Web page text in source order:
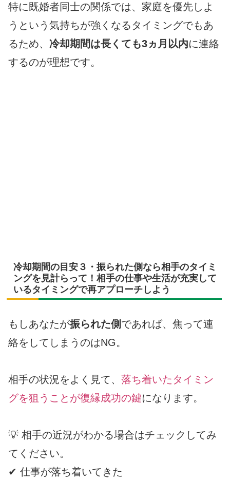
特に既婚者同士の関係では、家庭を優先しよ
うという気持ちが強くなるタイミングでもあ
るため、 冷却期間は長くても3ヵ月以内に連絡
するのが理想です。
冷却期間の目安３・振られた側なら相手のタイミ
ングを見計らって！相手の仕事や生活が充実して
いるタイミングで再アプローチしよう
もしあなたが振られた側であれば、焦って連
絡をしてしまうのはNG。
相手の状況をよく見て、 落ち着いたタイミン
グを狙うことが復縁成功の鍵になります。
💡 相手の近況がわかる場合はチェックしてみ
てください。
✔ 仕事が落ち着いてきた